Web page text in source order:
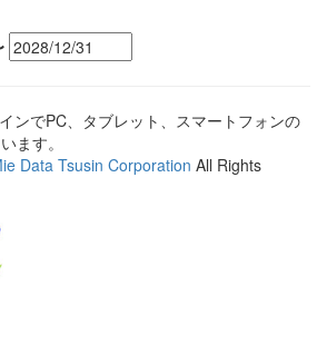
ンでPC、タブレット、スマートフォンの
ます。
Data Tsusin Corporation All Rights